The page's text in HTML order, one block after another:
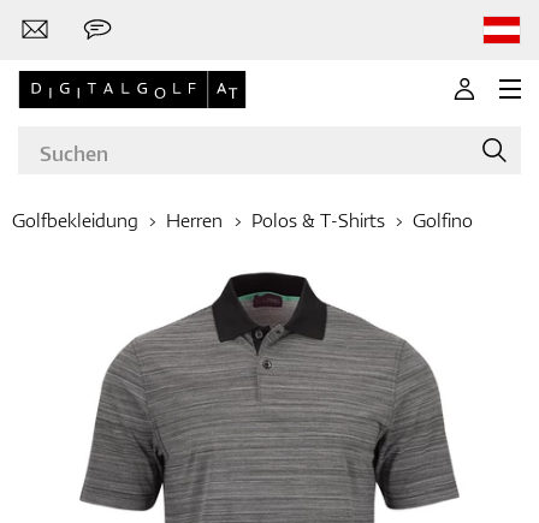
Marken
Golfschläger
Bekleidung
Golfbekleidung Herren Polos & T-Shirts Golfino